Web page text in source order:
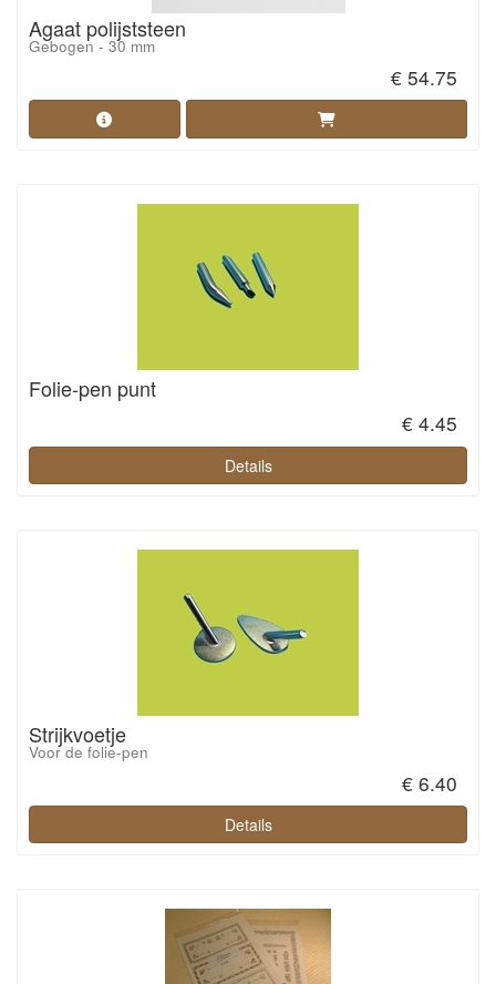
Agaat polijststeen
Gebogen - 30 mm
€ 54.75
Folie-pen punt
€ 4.45
Details
Strijkvoetje
Voor de folie-pen
€ 6.40
Details